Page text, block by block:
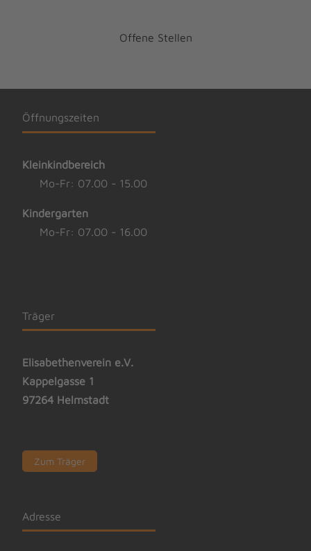
Offene Stellen
Öffnungszeiten
Kleinkindbereich
Mo-Fr: 07.00 - 15.00
Kindergarten
Mo-Fr: 07.00 - 16.00
Träger
Elisabethenverein e.V.
Kappelgasse 1
97264 Helmstadt
Zum Träger
Adresse